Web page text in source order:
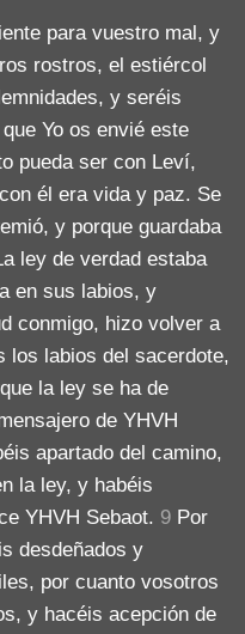
para vuestro mal, y
rostros, el estiércol
y seréis
Yo os envié este
pueda ser con Leví,
él era vida y paz. Se
y porque guardaba
ley de verdad estaba
en sus labios, y
conmigo, hizo volver a
los labios del sacerdote,
la ley se ha de
de YHVH
apartado del camino,
la ley, y habéis
YHVH Sebaot. 9 Por
desdeñados y
por cuanto vosotros
y hacéis acepción de